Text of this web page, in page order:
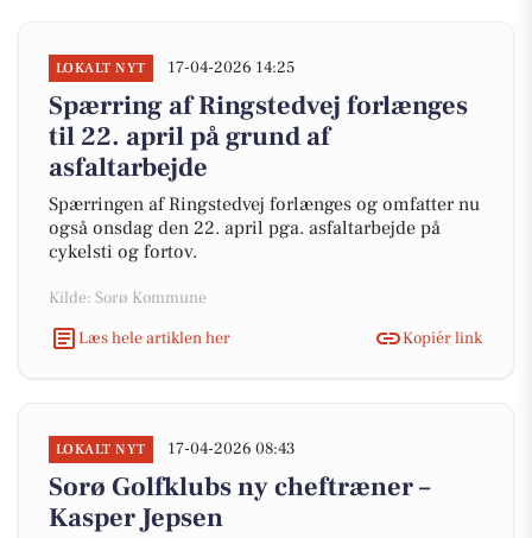
LOKALT NYT 17-04-2026 14:25
Spærring af Ringstedvej forlænges
til 22. april på grund af
asfaltarbejde
Spærringen af Ringstedvej forlænges og omfatter nu
også onsdag den 22. april pga. asfaltarbejde på
cykelsti og fortov.
Kilde: Sorø Kommune
Læs hele artiklen her
Kopiér link
LOKALT NYT 17-04-2026 08:43
Sorø Golfklubs ny cheftræner –
Kasper Jepsen